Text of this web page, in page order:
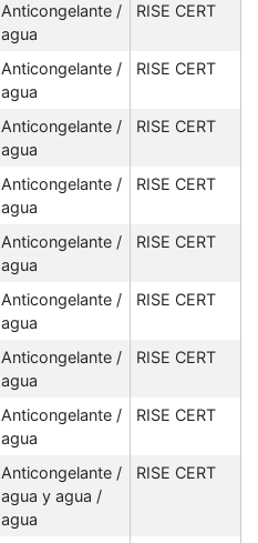
Anticongelante /
agua
RISE CERT
Anticongelante /
agua
RISE CERT
Anticongelante /
agua
RISE CERT
Anticongelante /
agua
RISE CERT
Anticongelante /
agua
RISE CERT
Anticongelante /
agua
RISE CERT
Anticongelante /
agua
RISE CERT
Anticongelante /
agua
RISE CERT
Anticongelante /
agua y agua /
agua
RISE CERT